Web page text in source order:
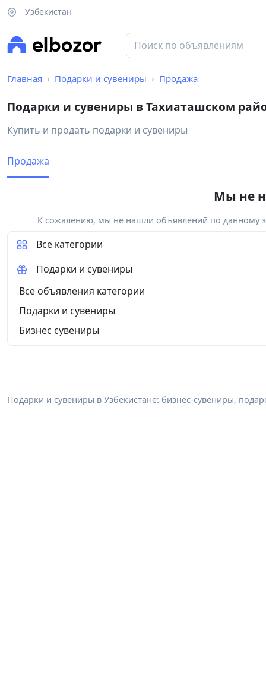
Узбекистан
Главная Подарки и сувениры Продажа
Подарки и сувениры в Тахиаташском
Купить и продать подарки и сувениры
Продажа
Мы не
К сожалению, мы не нашли объявлений по данному
Все категории
Подарки и сувениры
Все объявления категории
Подарки и сувениры
Бизнес сувениры
Подарки и сувениры в Узбекистане: бизнес-сувениры,